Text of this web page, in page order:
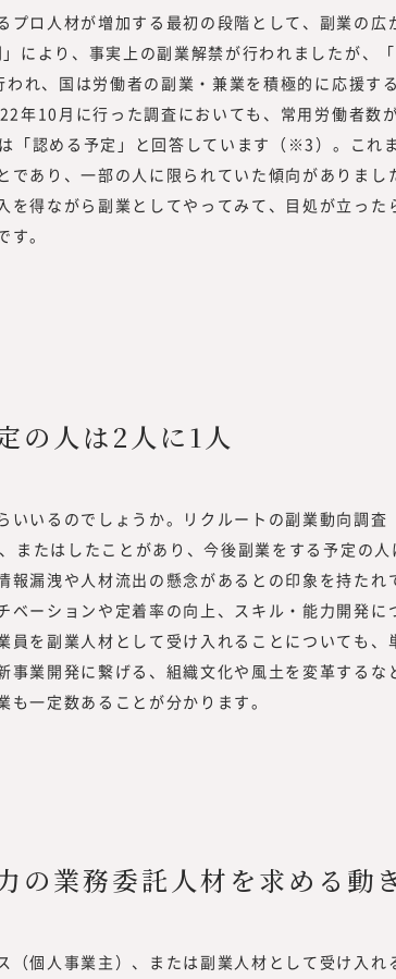
を提供する必要がありま
読者は、新しい働き方を
スキリング、サステナビ
者」です。
つまり、読者の目線で活
携わる編集者、記者、執
要があります。われわれ
容、集める情報、発信す
者のために役立つ情報
ロ人材が増加する最初の段階として、副業の広
により、事実上の副業解禁が行われましたが、
れ、国は労働者の副業・兼業を積極的に応援す
年10月に行った調査においても、常用労働者数
「認める予定」と回答しています（※3）。これ
であり、一部の人に限られていた傾向がありまし
を得ながら副業としてやってみて、目処が立った
。
の人は2人に1人
いいるのでしょうか。リクルートの副業動向調
またはしたことがあり、今後副業をする予定の
報漏洩や人材流出の懸念があるとの印象を持たれ
ベーションや定着率の向上、スキル・能力開発に
員を副業人材として受け入れることについても、
事業開発に繋げる、組織文化や風土を変革するな
一定数あることが分かります。
の業務委託人材を求める動
個人事業主）、または副業人材として受け入れ